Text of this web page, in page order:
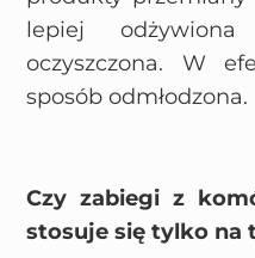
lepiej
oczyszczona. W
sposób odmłodzona.
Czy zabiegi z
stosuje się tylko na